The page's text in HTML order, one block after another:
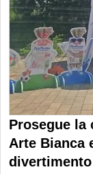
Prosegue la
Arte Bianca
divertimento